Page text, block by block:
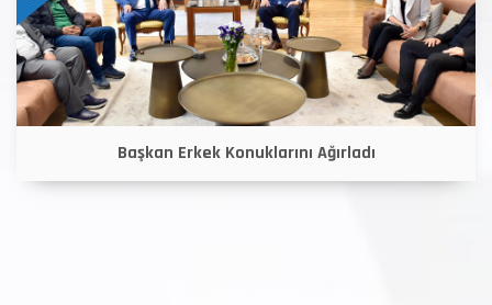
Başkan Erkek Konuklarını Ağırladı